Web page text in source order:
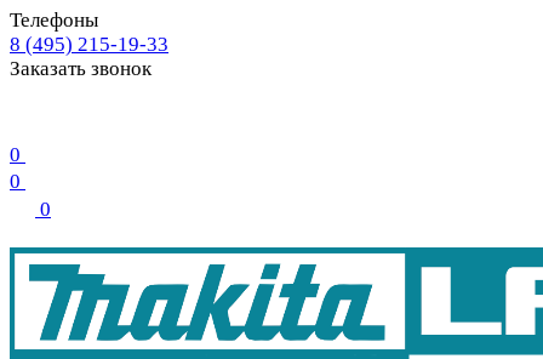
Телефоны
8 (495) 215-19-33
Заказать звонок
0
0
0